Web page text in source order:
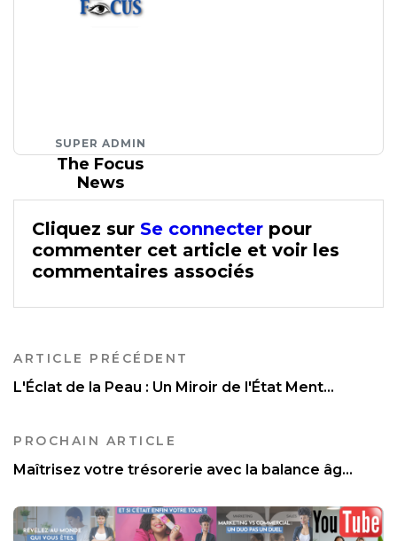
SUPER ADMIN
The Focus
News
Cliquez sur Se connecter pour
commenter cet article et voir les
commentaires associés
ARTICLE PRÉCÉDENT
L'Éclat de la Peau : Un Miroir de l'État Ment...
PROCHAIN ARTICLE
Maîtrisez votre trésorerie avec la balance âg...